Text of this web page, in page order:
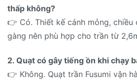
thấp không?
👉 Có. Thiết kế cánh mỏng, chiều
gàng nên phù hợp cho trần từ
2. Quạt có gây tiếng ồn khi chạy
👉 Không. Quạt trần Fusumi vận